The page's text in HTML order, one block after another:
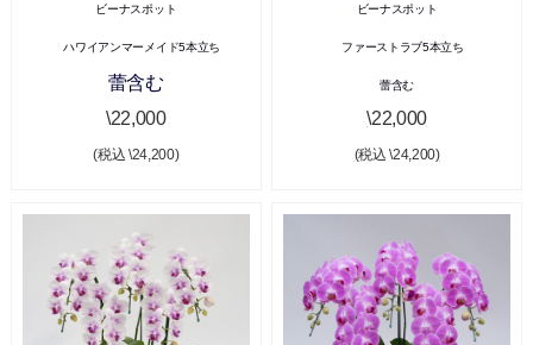
ビーナスポット
ハワイアンマーメイド5本立ち
蕾含む
\22,000
(税込 \24,200)
ビーナスポット
ファーストラブ5本立ち
蕾含む
\22,000
(税込 \24,200)